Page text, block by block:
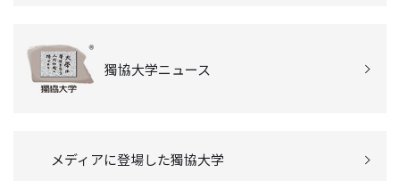
獨協大学ニュース
メディアに登場した獨協大学